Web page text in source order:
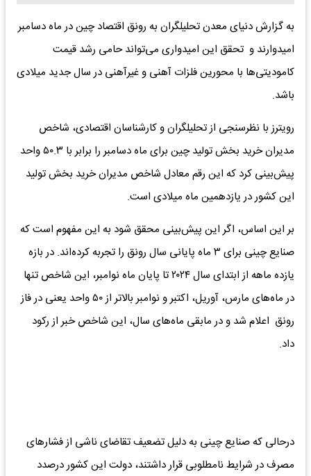
به گزارش دنیای معدن تحلیلگران به رونق اقتصاد چین در ماه دسامبر
امیدوارند و تحقق این امیدواری می‌تواند حامی رشد قیمت
کامودیتی‌ها با محورین فلزات آهنی و غیرآهنی در سال جدید میلادی
باشد.
رویترز با نظرسنجی از تحلیلگران و کارشناسان اقتصادی، شاخص
مدیران خرید بخش تولید چین برای ماه دسامبر را برابر با ۵۰.۳ واحد
پیش‌بینی کرد که این رقم معادل شاخص مدیران خرید بخش تولید
این کشور در یازدهمین ماه میلادی است.
بر این اساس، اگر این پیش‌بینی محقق شود به این مفهوم است که
صنایع چینی برای ۳ ماه پایانی سال رونق را تجربه کرده‌اند. در بازه
یازده ماهه از ابتدای سال ۲۰۲۴ تا پایان ماه نوامبر، این شاخص تنها
در ماه‌های مارس، آوریل، اکتبر و نوامبر بالاتر از ۵۰ واحد یعنی در فاز
رونق اعلام شد و در مابقی ماه‌های سال، این شاخص خبر از رکود
داد.
درحالی که صنایع چینی به دلیل تضعیف تقاضای ناشی از فشارهای
مصرف در شرایط نامطلوبی قرار داشتند، دولت این کشور درصدد